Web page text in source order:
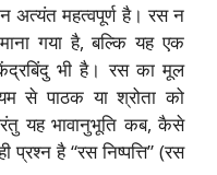
अत्यंत महत्वपूर्ण है। रस न
गया है, बल्कि यह एक
भी है। रस का मूल
से पाठक या श्रोता को
यह भावानुभूति कब, कैसे
है “रस निष्पत्ति” (रस